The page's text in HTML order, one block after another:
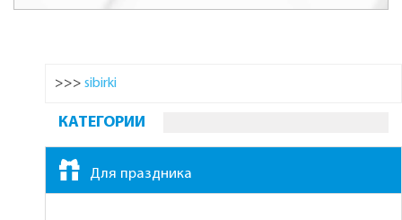
>>> sibirki
КАТЕГОРИИ
Для праздника